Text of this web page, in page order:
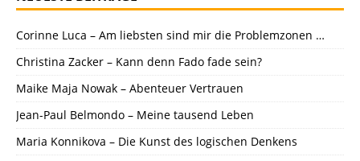
Corinne Luca – Am liebsten sind mir die Problemzonen …
Christina Zacker – Kann denn Fado fade sein?
Maike Maja Nowak – Abenteuer Vertrauen
Jean-Paul Belmondo – Meine tausend Leben
Maria Konnikova – Die Kunst des logischen Denkens